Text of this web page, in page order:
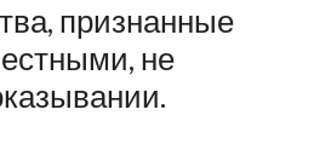
признанные
не